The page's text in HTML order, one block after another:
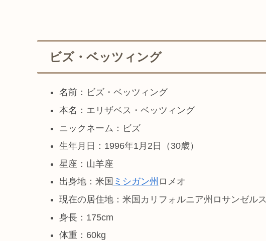
ビズ・ベッツィング
名前：ビズ・ベッツィング
本名：エリザベス・ベッツィング
ニックネーム：ビズ
生年月日：1996年1月2日（30歳）
星座：山羊座
出身地：米国 ミシガン州 ロメオ
現在の居住地：米国カリフォルニア州ロサンゼルス
身長：175cm
体重：60kg